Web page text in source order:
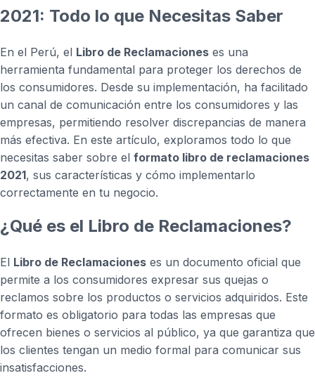
2021: Todo lo que Necesitas Saber
En el Perú, el Libro de Reclamaciones es una
herramienta fundamental para proteger los derechos de
los consumidores. Desde su implementación, ha facilitado
un canal de comunicación entre los consumidores y las
empresas, permitiendo resolver discrepancias de manera
más efectiva. En este artículo, exploramos todo lo que
necesitas saber sobre el formato libro de reclamaciones
2021, sus características y cómo implementarlo
correctamente en tu negocio.
¿Qué es el Libro de Reclamaciones?
El Libro de Reclamaciones es un documento oficial que
permite a los consumidores expresar sus quejas o
reclamos sobre los productos o servicios adquiridos. Este
formato es obligatorio para todas las empresas que
ofrecen bienes o servicios al público, ya que garantiza que
los clientes tengan un medio formal para comunicar sus
insatisfacciones.